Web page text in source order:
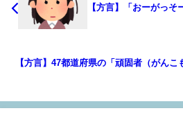
【方言】「おーがっそ
【方言】47都道府県の「頑固者（がんこ